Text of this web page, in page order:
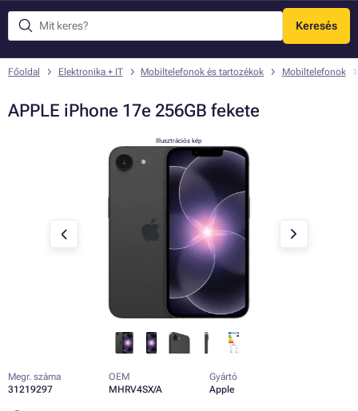
Keresés
Menü
Főoldal Elektronika + IT Mobiltelefonok és tartozékok Mobiltelefonok
APPLE iPhone 17e 256GB fekete
Illusztrációs kép
Megr. száma
31219297
OEM
MHRV4SX/A
Gyártó
Apple